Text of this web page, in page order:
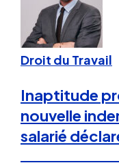
Droit du Travail
Inaptitude
nouvelle
salarié